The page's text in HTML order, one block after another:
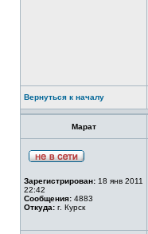
Вернуться к началу
Марат
Зарегистрирован: 18 янв 2011
22:42
Сообщения: 4883
Откуда: г. Курск